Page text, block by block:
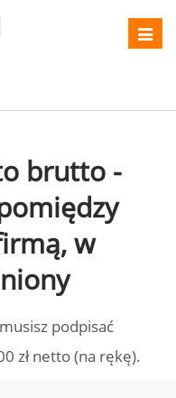
brutto -
w
podpisać
zł netto (na rękę).